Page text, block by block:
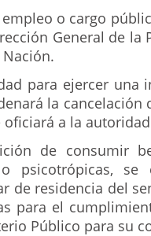
o cargo
General de la
para ejercer una
la cancelación
a la
de consumir
o psicotrópicas,
de residencia del
para el
Público para su